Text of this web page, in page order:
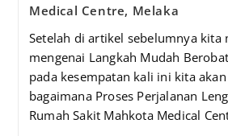
Medical Centre, Melaka
Setelah di artikel sebelumnya kita
mengenai Langkah Mudah
pada kesempatan kali ini kita
bagaimana Proses Perjalanan
Rumah Sakit Mahkota Medical